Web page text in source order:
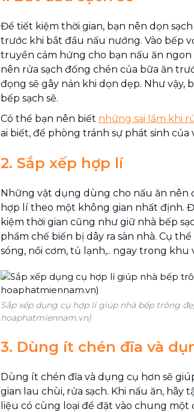
Để tiết kiệm thời gian, bạn nên dọn
trước khi bắt đầu nấu nướng. Vào bếp
truyền cảm hứng cho bạn nấu ăn ngon
nên rửa sạch đống chén của bữa ăn
đọng sẽ gây nản khi dọn dẹp. Như vậy,
bếp sạch sẽ.
Có thể bạn nên biết những sai lầm khi
ai biết, để phòng tránh sự phát sinh của
2. Sắp xếp hợp lí
Những vật dụng dùng cho nấu ăn nên
hợp lí theo một không gian nhất định.
kiệm thời gian cũng như giữ nhà bếp
phẩm chế biến bị dây ra sàn nhà. Cụ
sóng, nồi cơm, tủ lạnh,.. ngay trong khu
Sắp xếp dụng cụ hợp lí giúp nhà bếp trông
hoaphatmiennam.vn)
3. Dùng ít chén đĩa và
Dùng ít chén đĩa và dụng cụ hơn sẽ
gian lau chùi, rửa sạch. Khi nấu ăn,
liệu có cùng loại để đặt vào chung một